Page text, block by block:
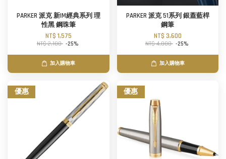
PARKER 派克 新IM經典系列 理
性黑 鋼珠筆
NT$ 1,575
NT$ 2,100 -25%
加入購物車
PARKER 派克 51系列 銀蓋藍桿
鋼筆
NT$ 3,600
NT$ 4,800 -25%
加入購物車
優惠 優惠